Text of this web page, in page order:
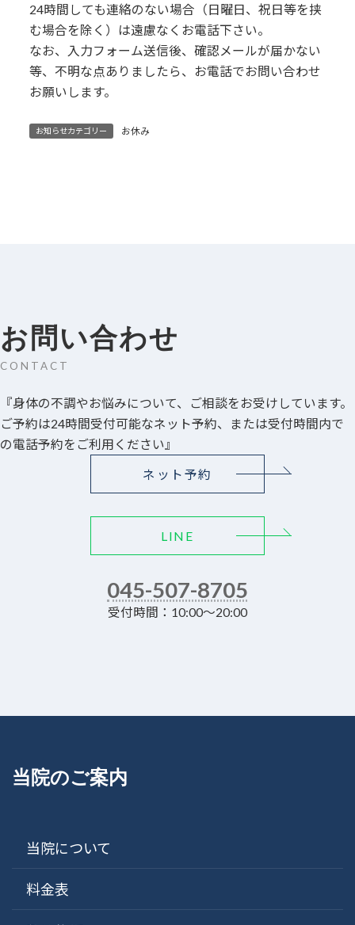
24時間しても連絡のない場合（日曜日、祝日等を挟
む場合を除く）は遠慮なくお電話下さい。
なお、入力フォーム送信後、確認メールが届かない
等、不明な点ありましたら、お電話でお問い合わせ
お願いします。
お知らせカテゴリー お休み
お問い合わせ
CONTACT
『身体の不調やお悩みについて、ご相談をお受けしています。
ご予約は24時間受付可能なネット予約、または受付時間内で
の電話予約をご利用ください』
ネット予約
LINE
045-507-8705
受付時間：10:00～20:00
当院のご案内
当院について
料金表